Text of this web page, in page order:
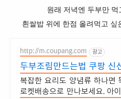
원래 저녁엔 두부만 먹
흰쌀밥 위에 한점 올려먹고 싶
http://m.coupang.com 광고
두부조림만드는법 쿠팡 신
복잡한 요리도 양념류 하나면
로켓배송으로 만나보세요. 아